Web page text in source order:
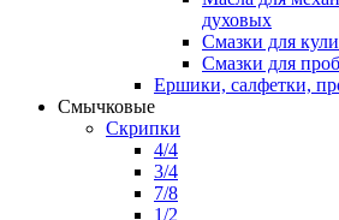
духовых
Смазки для
Смазки для
Ершики, салфетки,
Смычковые
Скрипки
4/4
3/4
7/8
1/2